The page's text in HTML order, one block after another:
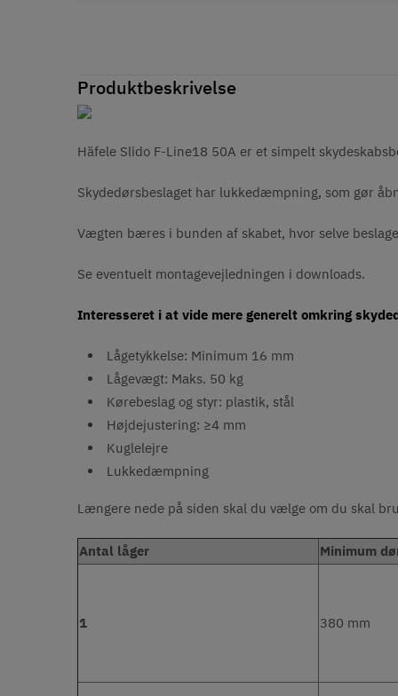
Produktbeskrivelse
Häfele Slido F-Line18 50A er et simpelt
Skydedørsbeslaget har lukkedæmpning, som gør
Vægten bæres i bunden af skabet, hvor selve
Se eventuelt montagevejledningen i downloads.
Interesseret i at vide mere generelt omkring
Lågetykkelse: Minimum 16 mm
Lågevægt: Maks. 50 kg
Kørebeslag og styr: plastik, stål
Højdejustering: ≥4 mm
Kuglelejre
Lukkedæmpning
Længere nede på siden skal du vælge om du skal
Antal låger Minimum
1 380 mm